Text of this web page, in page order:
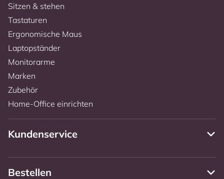
Sitzen & stehen
Tastaturen
Ergonomische Maus
Laptopständer
Monitorarme
Marken
Zubehör
Home-Office einrichten
Kundenservice
Bestellen